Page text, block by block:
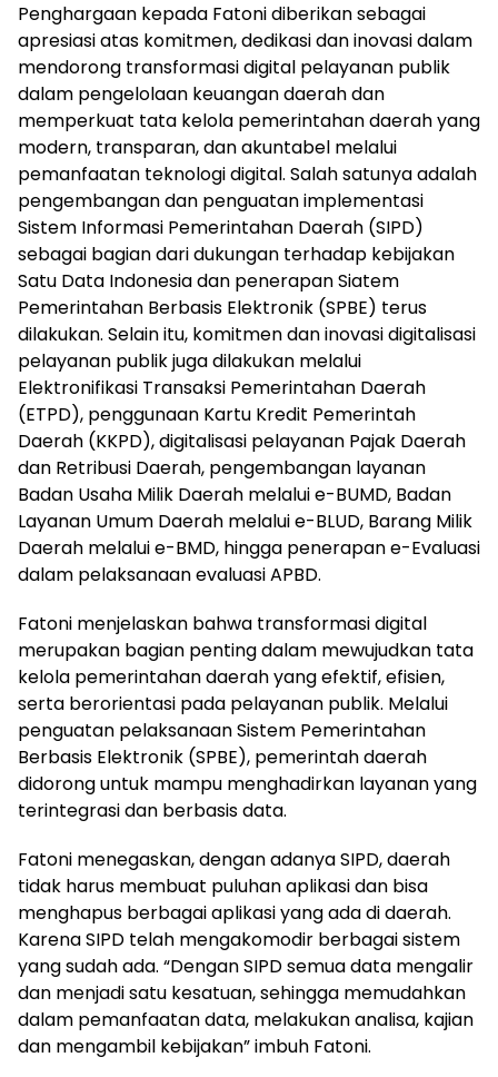
Penghargaan kepada Fatoni diberikan sebagai
apresiasi atas komitmen, dedikasi dan inovasi dalam
mendorong transformasi digital pelayanan publik
dalam pengelolaan keuangan daerah dan
memperkuat tata kelola pemerintahan daerah yang
modern, transparan, dan akuntabel melalui
pemanfaatan teknologi digital. Salah satunya adalah
pengembangan dan penguatan implementasi
Sistem Informasi Pemerintahan Daerah (SIPD)
sebagai bagian dari dukungan terhadap kebijakan
Satu Data Indonesia dan penerapan Siatem
Pemerintahan Berbasis Elektronik (SPBE) terus
dilakukan. Selain itu, komitmen dan inovasi digitalisasi
pelayanan publik juga dilakukan melalui
Elektronifikasi Transaksi Pemerintahan Daerah
(ETPD), penggunaan Kartu Kredit Pemerintah
Daerah (KKPD), digitalisasi pelayanan Pajak Daerah
dan Retribusi Daerah, pengembangan layanan
Badan Usaha Milik Daerah melalui e-BUMD, Badan
Layanan Umum Daerah melalui e-BLUD, Barang Milik
Daerah melalui e-BMD, hingga penerapan e-Evaluasi
dalam pelaksanaan evaluasi APBD.
Fatoni menjelaskan bahwa transformasi digital
merupakan bagian penting dalam mewujudkan tata
kelola pemerintahan daerah yang efektif, efisien,
serta berorientasi pada pelayanan publik. Melalui
penguatan pelaksanaan Sistem Pemerintahan
Berbasis Elektronik (SPBE), pemerintah daerah
didorong untuk mampu menghadirkan layanan yang
terintegrasi dan berbasis data.
Fatoni menegaskan, dengan adanya SIPD, daerah
tidak harus membuat puluhan aplikasi dan bisa
menghapus berbagai aplikasi yang ada di daerah.
Karena SIPD telah mengakomodir berbagai sistem
yang sudah ada. “Dengan SIPD semua data mengalir
dan menjadi satu kesatuan, sehingga memudahkan
dalam pemanfaatan data, melakukan analisa, kajian
dan mengambil kebijakan” imbuh Fatoni.